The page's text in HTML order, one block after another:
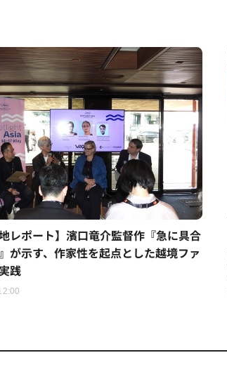
地レポート】濱口竜介監督作『急に具合
が示す、作家性を起点とした越境ファ
践